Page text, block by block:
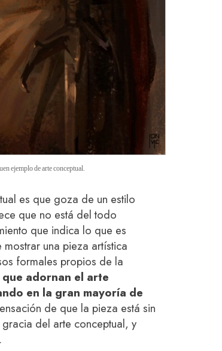
ejemplo de arte conceptual.
es que goza de un estilo
que no está del todo
que indica lo que es
una pieza artística
formales propios de la
adornan el arte
en la gran mayoría de
de que la pieza está sin
del arte conceptual, y